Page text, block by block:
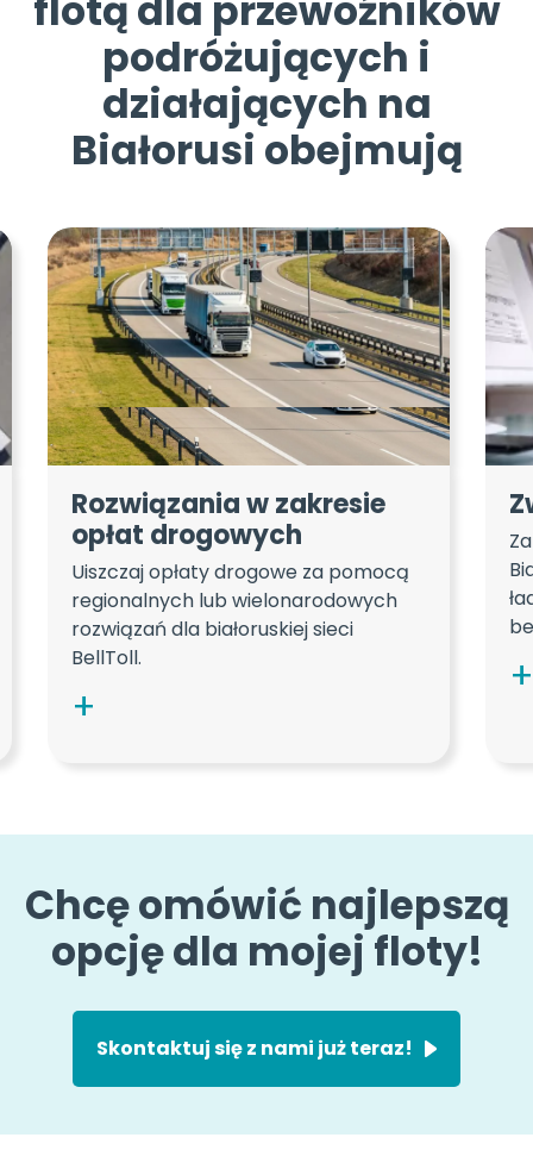
flotą dla przewoźników
podróżujących i
działających na
Białorusi obejmują
Rozwiązania w zakresie
opłat drogowych
Uiszczaj opłaty drogowe za pomocą
regionalnych lub wielonarodowych
rozwiązań dla białoruskiej sieci
BellToll.
Chcę omówić najlepszą
opcję dla mojej floty!
Skontaktuj się z nami już teraz!